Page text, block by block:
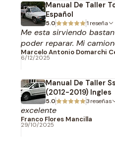
Manual De Taller
Español
5.0 1 reseña
Me esta sirviendo
poder reparar. Mi
Marcelo Antonio Domarchi
6/12/2025
Manual De Taller
(2012-2019) Ingles
5.0 3 reseñas
excelente
Franco Flores Mancilla
29/10/2025